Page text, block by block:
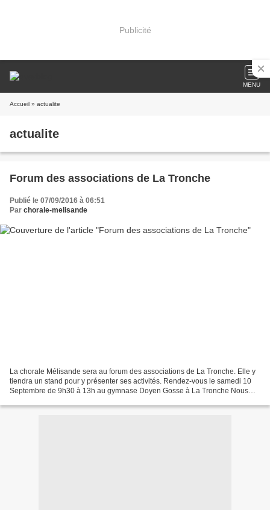
Publicité
MENU
Accueil » actualite
actualite
Forum des associations de La Tronche
Publié le 07/09/2016 à 06:51
Par chorale-melisande
La chorale Mélisande sera au forum des associations de La Tronche. Elle y
tiendra un stand pour y présenter ses activités. Rendez-vous le samedi 10
Septembre de 9h30 à 13h au gymnase Doyen Gosse à La Tronche Nous